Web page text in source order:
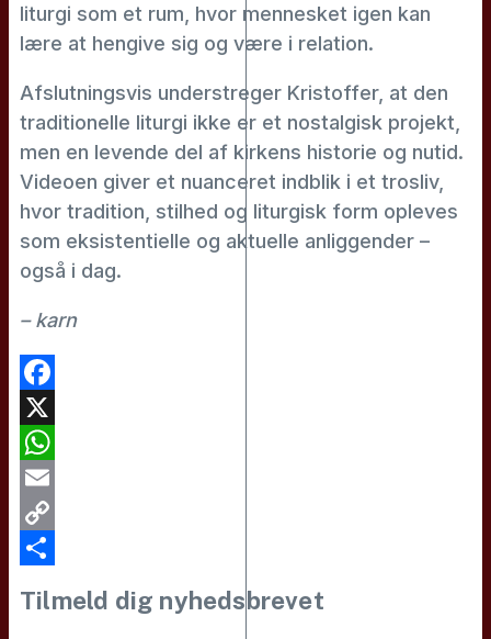
liturgi som et rum, hvor mennesket igen kan
lære at hengive sig og være i relation.
Afslutningsvis understreger Kristoffer, at den
traditionelle liturgi ikke er et nostalgisk projekt,
men en levende del af kirkens historie og nutid.
Videoen giver et nuanceret indblik i et trosliv,
hvor tradition, stilhed og liturgisk form opleves
som eksistentielle og aktuelle anliggender –
også i dag.
– karn
Facebook
X
WhatsApp
Email
Copy
Tilmeld dig nyhedsbrevet